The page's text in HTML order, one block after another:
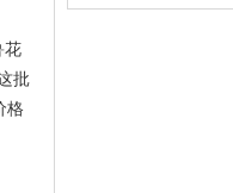
花
批
格